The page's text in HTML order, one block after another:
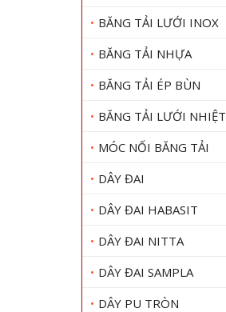
BĂNG TẢI LƯỚI INOX
BĂNG TẢI NHỰA
BĂNG TẢI ÉP BÙN
BĂNG TẢI LƯỚI NHIỆT
MÓC NỐI BĂNG TẢI
DÂY ĐAI
DÂY ĐAI HABASIT
DÂY ĐAI NITTA
DÂY ĐAI SAMPLA
DÂY PU TRÒN